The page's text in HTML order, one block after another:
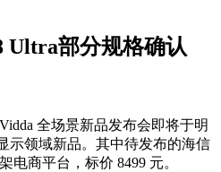
Ultra部分规格确认
全场景新品发布会即将于明
示领域新品。其中待发布的海信
电商平台，标价 8499 元。